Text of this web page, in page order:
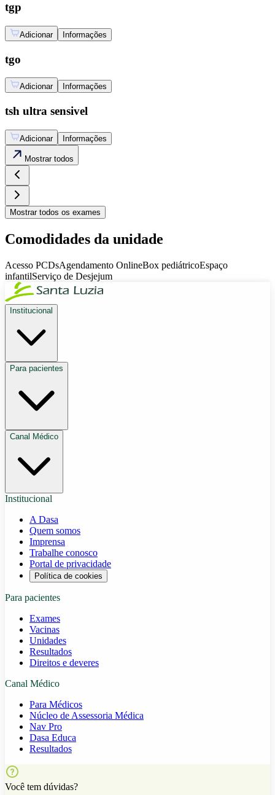
tgp
Adicionar Informações
tgo
Adicionar Informações
tsh ultra sensivel
Adicionar Informações
Mostrar todos
Mostrar todos os exames
Comodidades da unidade
Acesso PCDsAgendamento OnlineBox pediátricoEspaço
infantilServiço de Desjejum
Institucional
Para pacientes
Canal Médico
Institucional
A Dasa
Quem somos
Imprensa
Trabalhe conosco
Portal de privacidade
Política de cookies
Para pacientes
Exames
Vacinas
Unidades
Resultados
Direitos e deveres
Canal Médico
Para Médicos
Núcleo de Assessoria Médica
Nav Pro
Dasa Educa
Resultados
Você tem dúvidas?